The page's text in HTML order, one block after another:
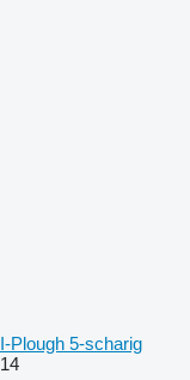
I-Plough 5-scharig
14